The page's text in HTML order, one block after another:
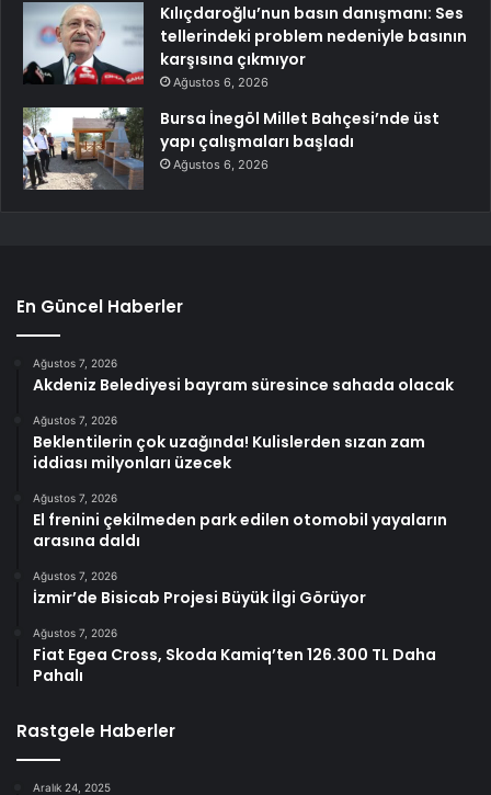
Kılıçdaroğlu’nun basın danışmanı: Ses
tellerindeki problem nedeniyle basının
karşısına çıkmıyor
Ağustos 6, 2026
Bursa İnegöl Millet Bahçesi’nde üst
yapı çalışmaları başladı
Ağustos 6, 2026
En Güncel Haberler
Ağustos 7, 2026
Akdeniz Belediyesi bayram süresince sahada olacak
Ağustos 7, 2026
Beklentilerin çok uzağında! Kulislerden sızan zam
iddiası milyonları üzecek
Ağustos 7, 2026
El frenini çekilmeden park edilen otomobil yayaların
arasına daldı
Ağustos 7, 2026
İzmir’de Bisicab Projesi Büyük İlgi Görüyor
Ağustos 7, 2026
Fiat Egea Cross, Skoda Kamiq’ten 126.300 TL Daha
Pahalı
Rastgele Haberler
Aralık 24, 2025